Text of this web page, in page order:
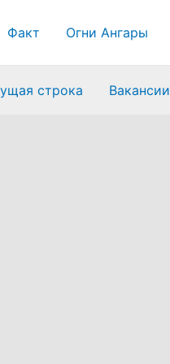
Факт Огни Ангары
строка Вакансии